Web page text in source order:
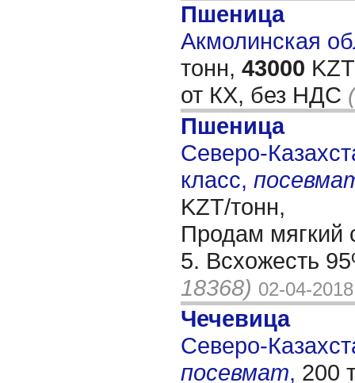
Пшеница
Акмолинская
тонн, 43000
от КХ, без НДС
Пшеница
Северо-
класс,
KZT/тонн,
Продам
5. Всхожесть
18368) 02-04-2018
Чечевица
Северо-
посевмат, 200